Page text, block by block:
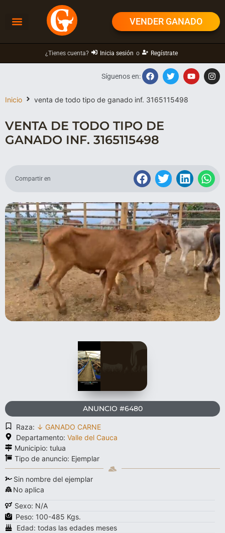
VENDER GANADO
¿Tienes cuenta? Inicia sesión o Regístrate
Inicio venta de todo tipo de ganado inf. 3165115498
Síguenos en:
VENTA DE TODO TIPO DE
GANADO INF. 3165115498
Compartir en
ANUNCIO #6480
Raza: ↓ GANADO CARNE
Departamento: Valle del Cauca
Municipio: tulua
Tipo de anuncio: Ejemplar
Sin nombre del ejemplar
No aplica
Sexo: N/A
Peso: 100-485 Kgs.
Edad: todas las edades meses